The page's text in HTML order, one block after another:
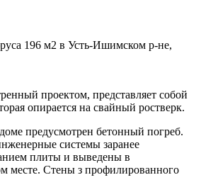
196 м2 в Усть-Ишимском р-не,
проектом, представляет собой
опирается на свайный ростверк.
предусмотрен бетонный погреб.
системы заранее
плиты и выведены в
месте. Стены з профилированного